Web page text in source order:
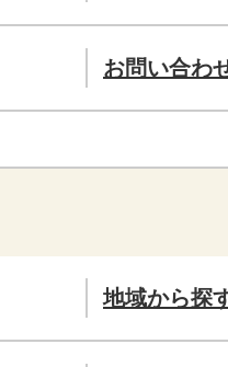
お問い合わ
地域から探